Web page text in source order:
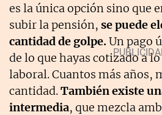
es la única opción sino que
subir la pensión, se puede
cantidad de golpe.Un pago
de lo que hayas cotizado a
laboral. Cuantos más años,
cantidad.También existe
intermedia, que mezcla